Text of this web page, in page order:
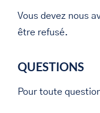
Vous devez nous
être refusé.
QUESTIONS
Pour toute